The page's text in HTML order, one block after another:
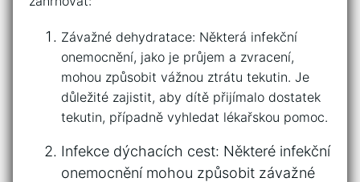
Závažné dehydratace: Některá infekční
onemocnění, jako je průjem a zvracení,
mohou způsobit⁢ vážnou ‍ztrátu tekutin. Je
důležité zajistit, aby dítě přijímalo dostatek
tekutin, ⁣případně‍ vyhledat⁤ lékařskou pomoc.
Infekce dýchacích ​cest: Některé⁢ infekční
onemocnění ⁤mohou způsobit závažné